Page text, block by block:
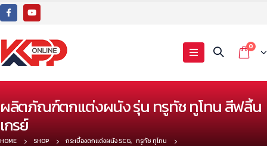
0
ผลิตภัณฑ์ตกแต่งผนัง รุ่น ทรูทัช ทูโทน สีฟลิ้น
เกรย์
HOME SHOP กระเบื้องตกแต่งผนัง SCG, ทรูทัช ทูโทน